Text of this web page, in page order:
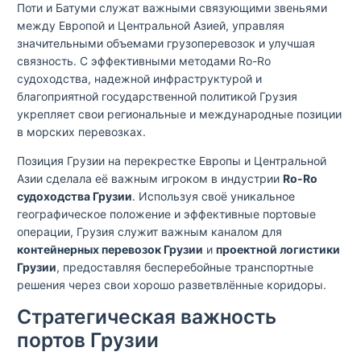
Поти и Батуми служат важными связующими звеньями
между Европой и Центральной Азией, управляя
значительными объемами грузоперевозок и улучшая
связность. С эффективными методами Ro-Ro
судоходства, надежной инфраструктурой и
благоприятной государственной политикой Грузия
укрепляет свои региональные и международные позиции
в морских перевозках.
Позиция Грузии на перекрестке Европы и Центральной
Азии сделала её важным игроком в индустрии Ro-Ro
судоходства Грузии. Используя своё уникальное
географическое положение и эффективные портовые
операции, Грузия служит важным каналом для
контейнерных перевозок Грузии и проектной логистики
Грузии, предоставляя бесперебойные транспортные
решения через свои хорошо разветвлённые коридоры.
Стратегическая важность
портов Грузии